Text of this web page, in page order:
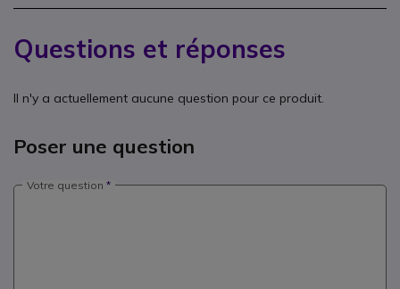
Questions et réponses
Il n'y a actuellement aucune question pour ce produit.
Poser une question
Votre question